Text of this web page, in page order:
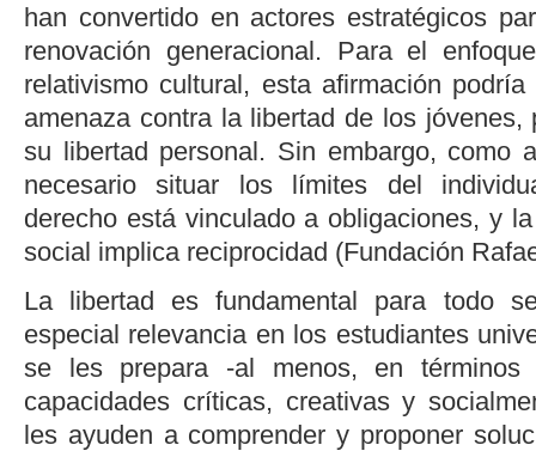
han convertido en actores estratégicos
renovación generacional. Para el
relativismo cultural, esta afirmación
amenaza contra la libertad de los jóvenes,
su libertad personal. Sin embargo, como
necesario situar los límites del
derecho está vinculado a obligaciones, y
social implica reciprocidad (Fundación
La libertad es fundamental para todo
especial relevancia en los estudiantes
se les prepara -al menos, en términos
capacidades críticas, creativas y
les ayuden a comprender y proponer